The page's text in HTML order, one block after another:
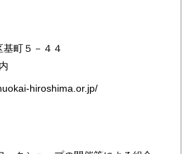
基町５－４４
hiroshima.or.jp/